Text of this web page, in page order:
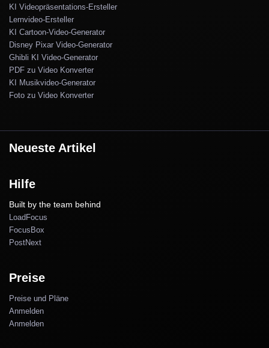
KI Videopräsentations-Ersteller
Lernvideo-Ersteller
KI Cartoon-Video-Generator
Disney Pixar Video-Generator
Ghibli KI Video-Generator
PDF zu Video Konverter
KI Musikvideo-Generator
Foto zu Video Konverter
Neueste Artikel
Hilfe
Built by the team behind
LoadFocus
FocusBox
PostNext
Preise
Preise und Pläne
Anmelden
Anmelden